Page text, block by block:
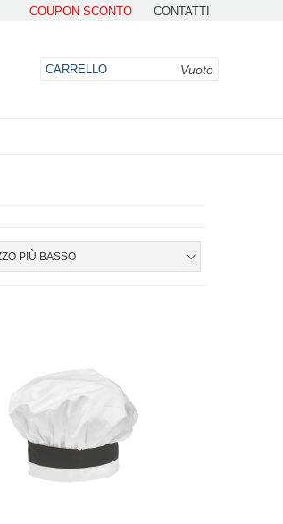
COUPON SCONTO CONTATTI
CARRELLO Vuoto
PIÙ BASSO